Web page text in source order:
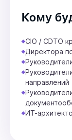
Кому
CIO / CDTO
Директора
направлений
ИТ-